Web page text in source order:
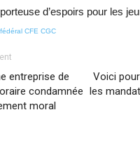
d’espoirs pour les
CFE CGC
entreprise de
condamnée
moral
Voici
les